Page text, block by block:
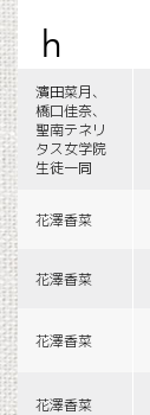
h
濱田菜月、
橋口佳奈、
聖南テネリ
タス女学院
生徒一同
花澤香菜
花澤香菜
花澤香菜
花澤香菜